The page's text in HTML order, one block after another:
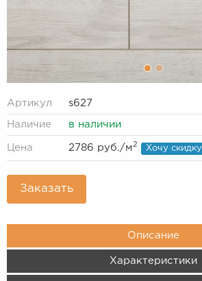
Артикул s627
Наличие в наличии
Цена 2786 руб./м2 Хочу скидку
Заказать
Описание
Характеристики